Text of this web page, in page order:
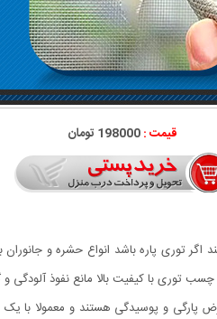
قیمت :198000 تومان
توری پاره باشد انواع حشره و
توری با کیفیت بالا مانع نفوذ آلودگی و
و پوسیدگی هستند و معمولا با یک